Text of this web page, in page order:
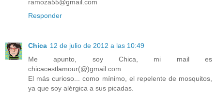
ramoza55@gmail.com
Responder
Chica 12 de julio de 2012 a las 10:49
Me apunto, soy Chica, mi mail es
chicacestlamour(@)gmail.com
El más curioso... como mínimo, el repelente de mosquitos,
ya que soy alérgica a sus picadas.